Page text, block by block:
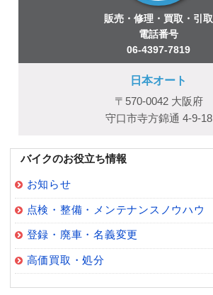
販売・修理・買取・引取
電話番号
06-4397-7819
日本オート
〒570-0042 大阪府
守口市寺方錦通 4-9-18
バイクのお役立ち情報
お知らせ
点検・整備・メンテナンスノウハウ
登録・廃車・名義変更
高価買取・処分